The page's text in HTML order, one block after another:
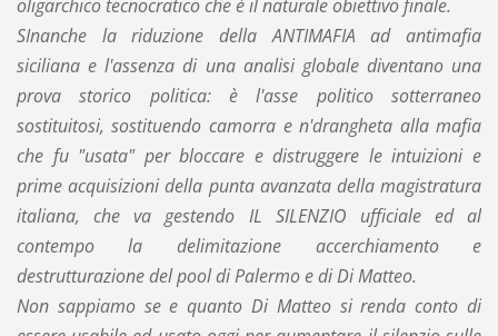
oligarchico tecnocratico che è il naturale obiettivo finale.
SInanche la riduzione della ANTIMAFIA ad antimafia
siciliana e l'assenza di una analisi globale diventano una
prova storico politica: è l'asse politico sotterraneo
sostituitosi, sostituendo camorra e n'drangheta alla mafia
che fu "usata" per bloccare e distruggere le intuizioni e
prime acquisizioni della punta avanzata della magistratura
italiana, che va gestendo IL SILENZIO ufficiale ed al
contempo la delimitazione accerchiamento e
destrutturazione del pool di Palermo e di Di Matteo.
Non sappiamo se e quanto Di Matteo si renda conto di